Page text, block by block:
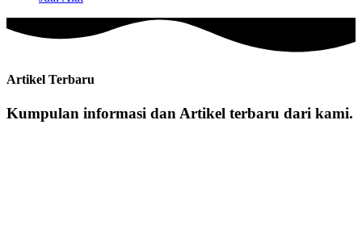
Artikel Terbaru
Kumpulan informasi dan Artikel terbaru dari kami.